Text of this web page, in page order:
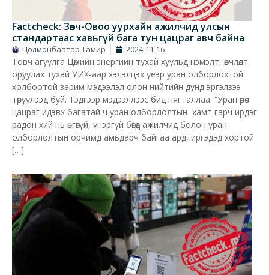
Factcheck: Зөөвч-Овоо уурхайн ажилчид улсын
стандартаас хавьгүй бага тун цацраг авч байна
Цолмонбаатар Тамир 2024-11-16
Товч агуулга Цөмийн энергийн тухай хуульд нэмэлт, өөрчлөлт
оруулах тухай УИХ-аар хэлэлцэх үеэр уран олборлохтой
холбоотой зарим мэдээлэл олон нийтийн дунд эргэлзээ
төрүүлээд буй. Тэдгээр мэдээллээс бид нягталлаа. “Уран өөрөө
цацраг идэвх багатай ч уран олборлолтын хамт гарч ирдэг
радон хий нь өнгөгүй, үнэргүй бөгөөд ажилчид болон уран
олборлолтын орчимд амьдарч байгаа ард, иргэдэд хортой
[…]